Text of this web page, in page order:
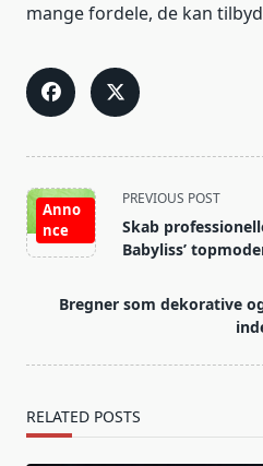
mange fordele, de kan
<span
class="nav-
subtitle
reader-
Anno
nce
PREVIOUS POST
Skab
Babyliss’
Bregner som dekorative
RELATED POSTS